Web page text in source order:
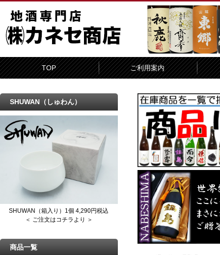
TOP ご利用案内
SHUWAN（しゅわん）
SHUWAN（箱入り）1個 4,290円税込
＜ ご注文はコチラより ＞
商品一覧